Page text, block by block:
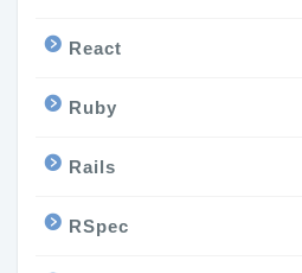
React
Ruby
Rails
RSpec